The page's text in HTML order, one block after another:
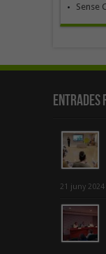
Sense
Entrades
21 juny 2024